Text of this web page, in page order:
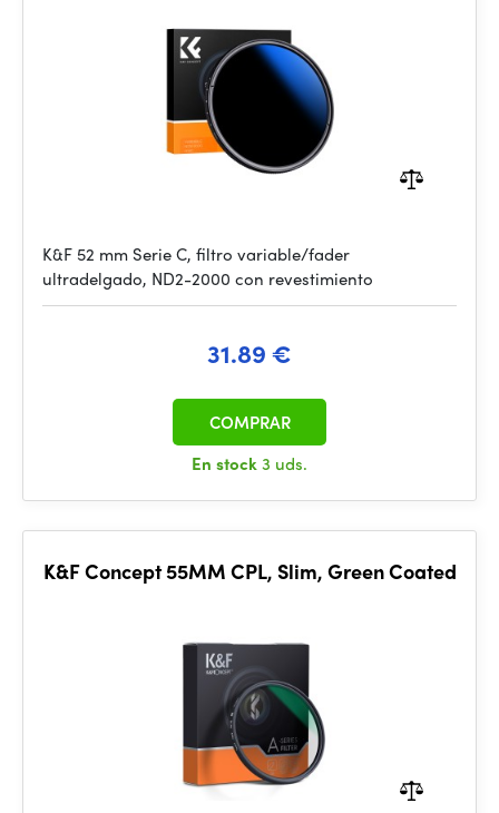
K&F 52 mm Serie C, filtro variable/fader
ultradelgado, ND2-2000 con revestimiento
31.89 €
En stock3 uds.
COMPRAR
K&F Concept 55MM CPL, Slim, Green Coated